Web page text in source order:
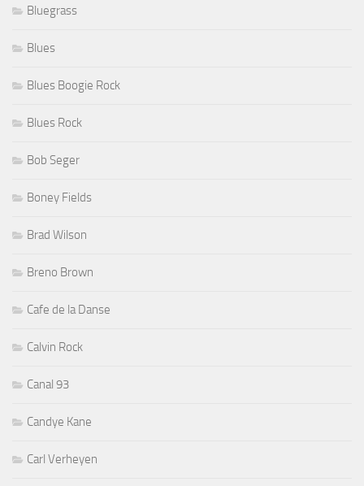
Bluegrass
Blues
Blues Boogie Rock
Blues Rock
Bob Seger
Boney Fields
Brad Wilson
Breno Brown
Cafe de la Danse
Calvin Rock
Canal 93
Candye Kane
Carl Verheyen